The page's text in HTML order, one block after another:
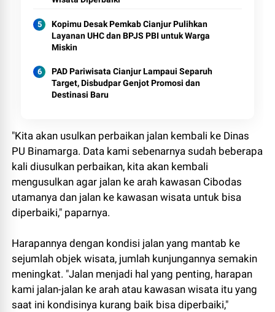
Kopimu Desak Pemkab Cianjur Pulihkan
Layanan UHC dan BPJS PBI untuk Warga
Miskin
PAD Pariwisata Cianjur Lampaui Separuh
Target, Disbudpar Genjot Promosi dan
Destinasi Baru
"Kita akan usulkan perbaikan jalan kembali ke Dinas
PU Binamarga. Data kami sebenarnya sudah beberapa
kali diusulkan perbaikan, kita akan kembali
mengusulkan agar jalan ke arah kawasan Cibodas
utamanya dan jalan ke kawasan wisata untuk bisa
diperbaiki," paparnya.
Harapannya dengan kondisi jalan yang mantab ke
sejumlah objek wisata, jumlah kunjungannya semakin
meningkat. "Jalan menjadi hal yang penting, harapan
kami jalan-jalan ke arah atau kawasan wisata itu yang
saat ini kondisinya kurang baik bisa diperbaiki,"